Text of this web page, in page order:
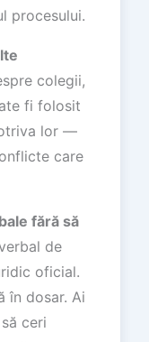
procesului.
colegii,
fi folosit
lor —
care
fără să
de
oficial.
în dosar. Ai
ceri